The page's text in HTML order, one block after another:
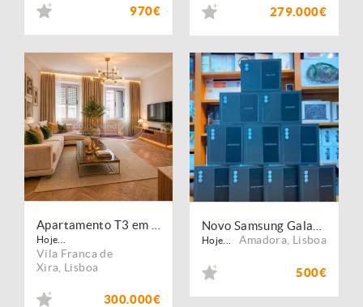
970€ 279.000€
Hoje...
Vila Franca de
Xira Lisboa
300.000€
Hoje... Amadora Lisboa
500€